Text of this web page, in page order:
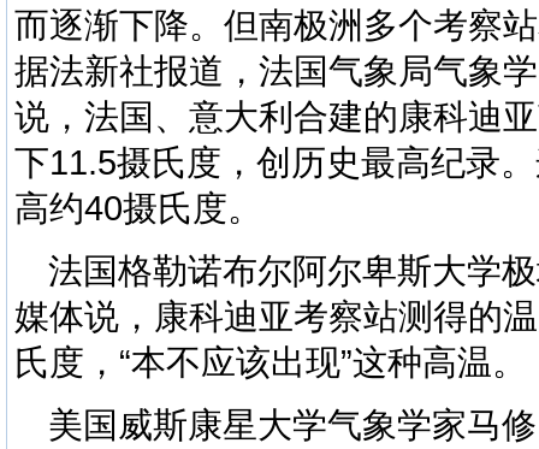
而逐渐下降。但南极洲多个考察
据法新社报道，法国气象局气象
说，法国、意大利合建的康科迪
下11.5摄氏度，创历史最高纪录
高约40摄氏度。
法国格勒诺布尔阿尔卑斯大学
媒体说，康科迪亚考察站测得的
氏度，“本不应该出现”这种高温。
美国威斯康星大学气象学家马